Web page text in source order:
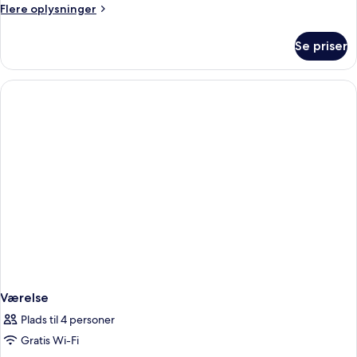
Flere oplysninger
Flere
Se priser
Værelse
Plads til 4 personer
Gratis Wi-Fi